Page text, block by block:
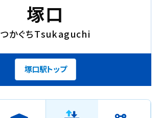
塚口
つかぐちTsukaguchi
塚口駅トップ